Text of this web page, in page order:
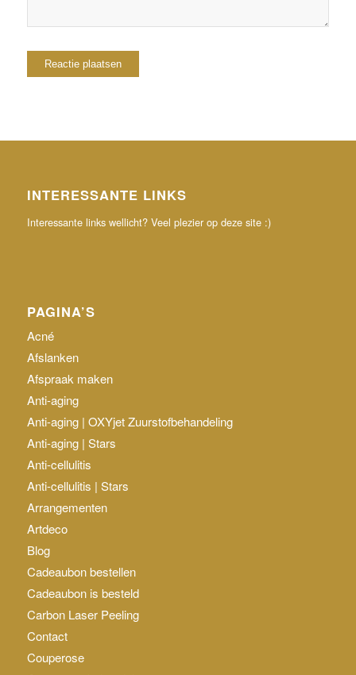
INTERESSANTE LINKS
Interessante links wellicht? Veel plezier op deze site :)
PAGINA’S
Acné
Afslanken
Afspraak maken
Anti-aging
Anti-aging | OXYjet Zuurstofbehandeling
Anti-aging | Stars
Anti-cellulitis
Anti-cellulitis | Stars
Arrangementen
Artdeco
Blog
Cadeaubon bestellen
Cadeaubon is besteld
Carbon Laser Peeling
Contact
Couperose